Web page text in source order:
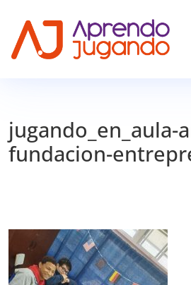
jugando_en_aula-
fundacion-